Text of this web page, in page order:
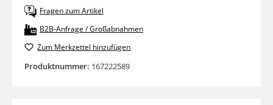
Fragen zum Artikel
B2B-Anfrage / Großabnahmen
Zum Merkzettel hinzufügen
Produktnummer: 167222589